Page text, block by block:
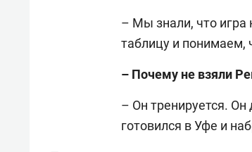
– Мы знали, что игра
таблицу и понимаем,
– Почему не взяли
– Он тренируется.
готовился в Уфе и